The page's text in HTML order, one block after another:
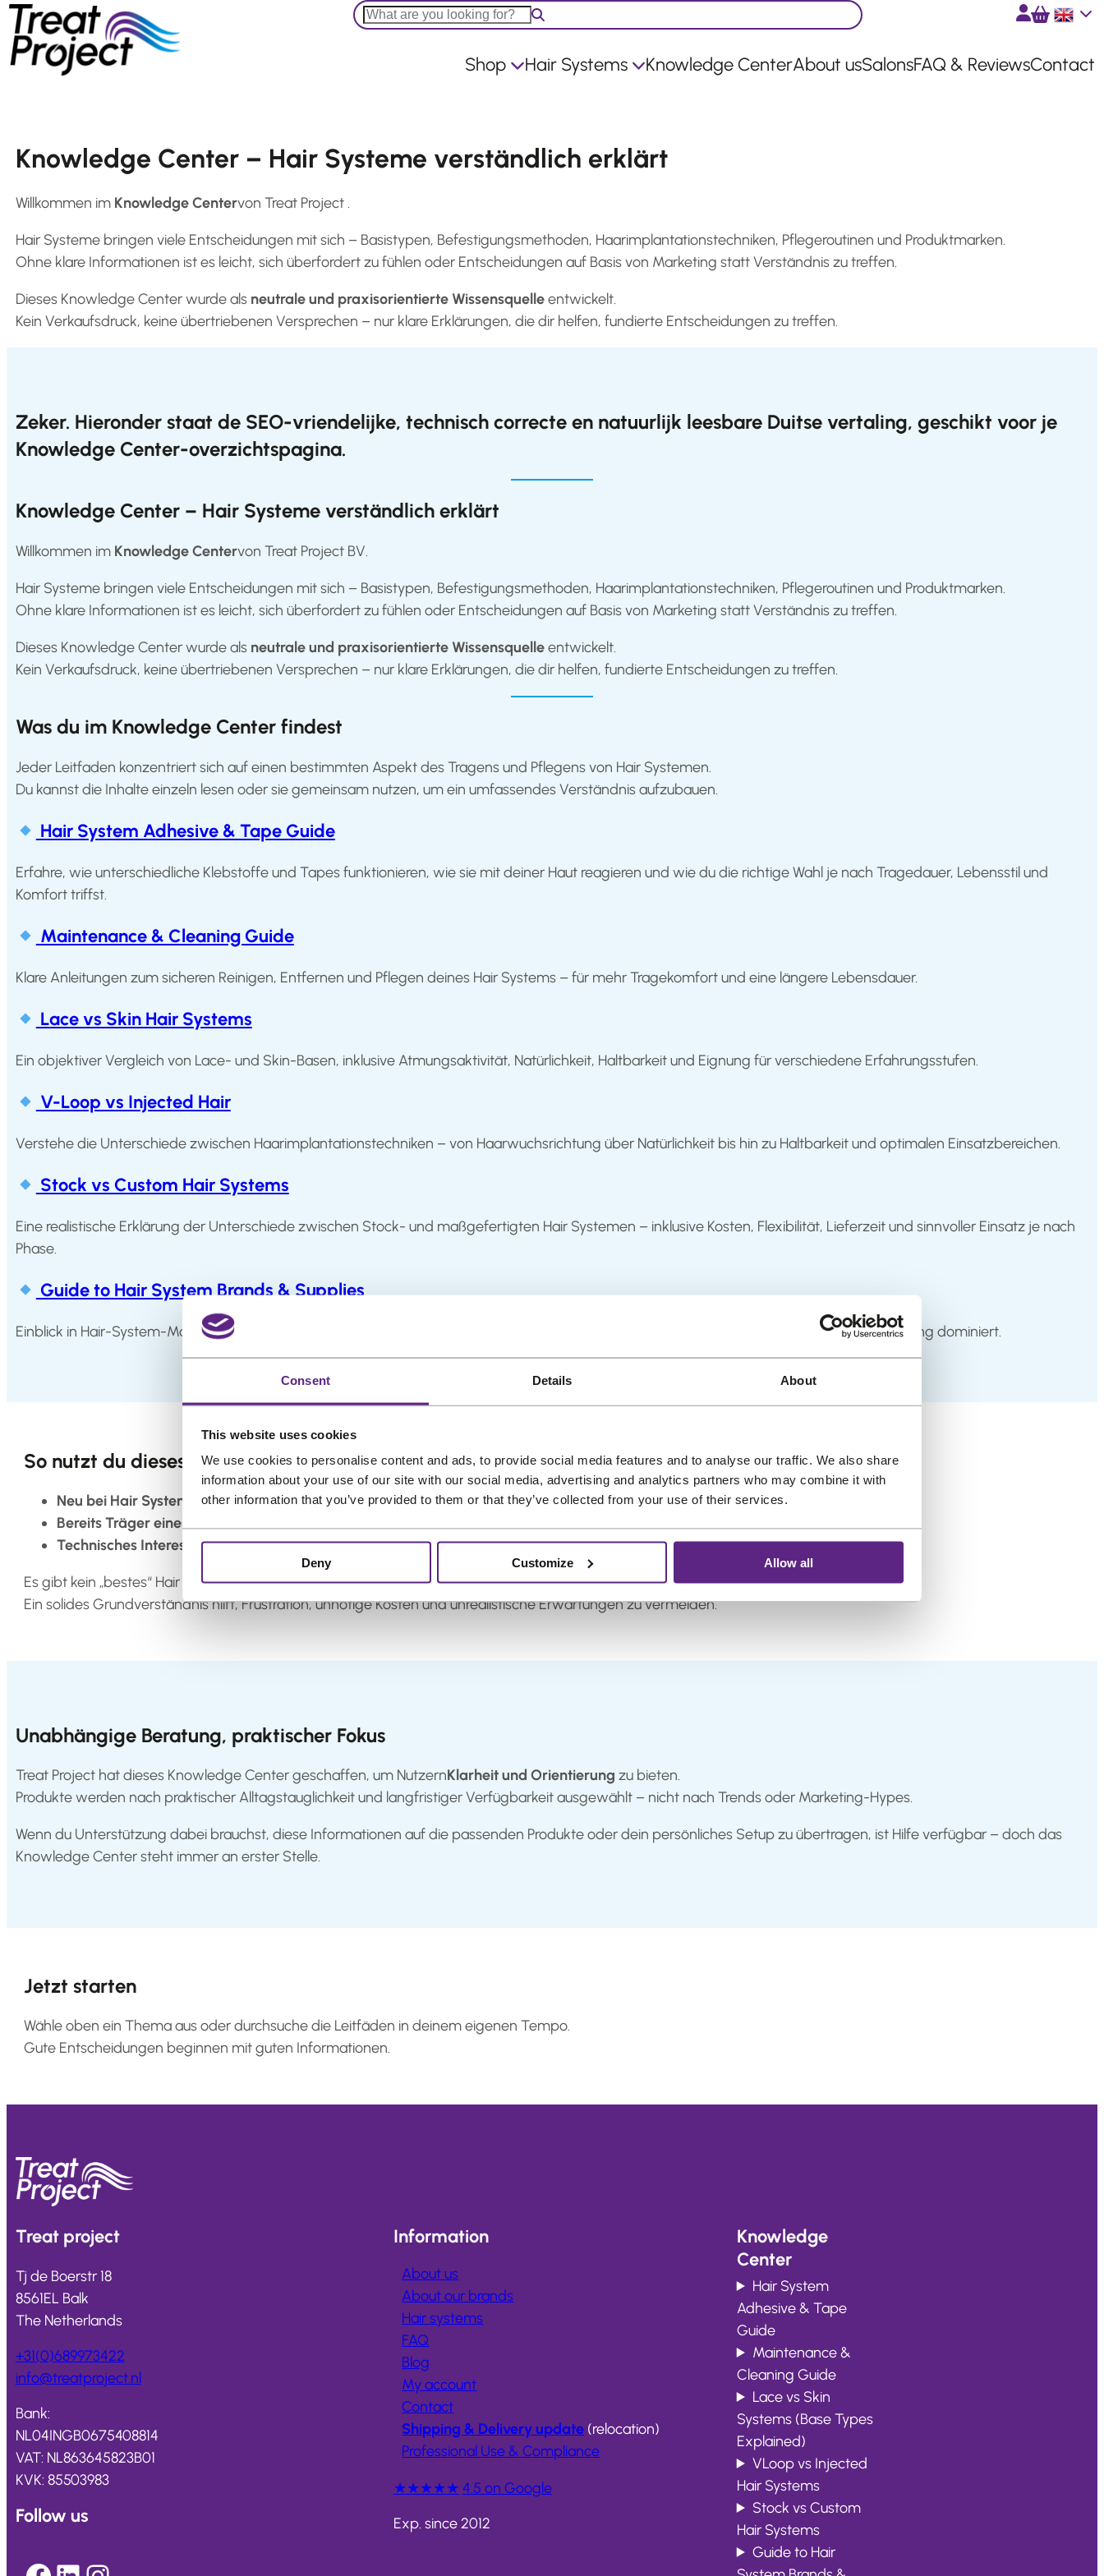
Consent Details About
This website uses cookies
We use cookies to personalise content and ads, to provide social media features and to analyse our traffic. We also share
information about your use of our site with our social media, advertising and analytics partners who may combine it with
other information that you’ve provided to them or that they’ve collected from your use of their services.
Deny Customize Allow all
Skip
to
content
English
Shop Hair Systems Knowledge CenterAbout usSalonsFAQ & ReviewsContact
Knowledge Center – Hair Systeme verständlich erklärt
Willkommen im Knowledge Centervon Treat Project.
Hair Systeme bringen viele Entscheidungen mit sich – Basistypen, Befestigungsmethoden, Haarimplantationstechniken, Pflegeroutinen und Produktmarken.
Ohne klare Informationen ist es leicht, sich überfordert zu fühlen oder Entscheidungen auf Basis von Marketing statt Verständnis zu treffen.
Dieses Knowledge Center wurde als neutrale und praxisorientierte Wissensquelleentwickelt.
Kein Verkaufsdruck, keine übertriebenen Versprechen – nur klare Erklärungen, die dir helfen, fundierte Entscheidungen zu treffen.
Zeker. Hieronder staat de SEO-vriendelijke, technisch correcte en natuurlijk leesbare Duitse vertaling, geschikt voor je
Knowledge Center-overzichtspagina.
Knowledge Center – Hair Systeme verständlich erklärt
Willkommen im Knowledge Centervon Treat ProjectBV.
Hair Systeme bringen viele Entscheidungen mit sich – Basistypen, Befestigungsmethoden, Haarimplantationstechniken, Pflegeroutinen und Produktmarken.
Ohne klare Informationen ist es leicht, sich überfordert zu fühlen oder Entscheidungen auf Basis von Marketing statt Verständnis zu treffen.
Dieses Knowledge Center wurde als neutrale und praxisorientierte Wissensquelleentwickelt.
Kein Verkaufsdruck, keine übertriebenen Versprechen – nur klare Erklärungen, die dir helfen, fundierte Entscheidungen zu treffen.
Was du im Knowledge Center findest
Jeder Leitfaden konzentriert sich auf einen bestimmten Aspekt des Tragens und Pflegens von Hair Systemen.
Du kannst die Inhalte einzeln lesen oder sie gemeinsam nutzen, um ein umfassendes Verständnis aufzubauen.
Hair System Adhesive & Tape Guide
Erfahre, wie unterschiedliche Klebstoffe und Tapes funktionieren, wie sie mit deiner Haut reagieren und wie du die richtige Wahl je nach Tragedauer, Lebensstil und
Komfort triffst.
Maintenance & Cleaning Guide
Klare Anleitungen zum sicheren Reinigen, Entfernen und Pflegen deines Hair Systems – für mehr Tragekomfort und eine längere Lebensdauer.
Lace vs Skin Hair Systems
Ein objektiver Vergleich von Lace- und Skin-Basen, inklusive Atmungsaktivität, Natürlichkeit, Haltbarkeit und Eignung für verschiedene Erfahrungsstufen.
V-Loop vs Injected Hair
Verstehe die Unterschiede zwischen Haarimplantationstechniken – von Haarwuchsrichtung über Natürlichkeit bis hin zu Haltbarkeit und optimalen Einsatzbereichen.
Stock vs Custom Hair Systems
Eine realistische Erklärung der Unterschiede zwischen Stock- und maßgefertigten Hair Systemen – inklusive Kosten, Flexibilität, Lieferzeit und sinnvoller Einsatz je nach
Phase.
Guide to Hair System Brands & Supplies
Einblick in Hair-System-Marken, Klebstoffe, Tapes, Remover und Pflegeprodukte – wo echte Qualitätsunterschiede bestehen und wo Marketing dominiert.
So nutzt du dieses Knowledge Center
Neu bei Hair Systemen?Beginne mit Stock vs CustomundLace vs Skin.
Bereits Träger eines Systems?Konzentriere dich aufAdhesives & TapesowieMaintenance & Cleaning.
Technisches Interesse?LiesV-Loop vs Injected HairundBrands & Supplies.
Es gibt kein „bestes“ Hair System – nur die beste Wahl für deine persönliche Situation.
Ein solides Grundverständnis hilft, Frustration, unnötige Kosten und unrealistische Erwartungen zu vermeiden.
Unabhängige Beratung, praktischer Fokus
Treat Projecthat dieses Knowledge Center geschaffen, um NutzernKlarheit und Orientierung zu bieten.
Produkte werden nach praktischer Alltagstauglichkeit und langfristiger Verfügbarkeit ausgewählt – nicht nach Trends oder Marketing-Hypes.
Wenn du Unterstützung dabei brauchst, diese Informationen auf die passenden Produkte oder dein persönliches Setup zu übertragen, ist Hilfe verfügbar – doch das
Knowledge Center steht immer an erster Stelle.
Jetzt starten
Wähle oben ein Thema aus oder durchsuche die Leitfäden in deinem eigenen Tempo.
Gute Entscheidungen beginnen mit guten Informationen.
Treat project
Tj de Boerstr 18
8561EL Balk
The Netherlands
+31(0)689973422
info@treatproject.nl
Bank:
NL04INGB0675408814
VAT: NL863645823B01
KVK: 85503983
Follow us
Information
About us
About our brands
Hair systems
FAQ
Blog
My account
Contact
Shipping & Delivery update (relocation)
Professional Use & Compliance
★★★★★ 4.5 on Google
Exp. since 2012
Knowledge
Center
Hair System
Adhesive & Tape
Guide
Maintenance &
Cleaning Guide
Lace vs Skin
Systems (Base Types
Explained)
VLoop vs Injected
Hair Systems
Stock vs Custom
Hair Systems
Guide to Hair
products
for
Extensions
for
Hair
Systems
Hair
Systems
Hair
Systems
Hair
System
Repair
Costs
of
Hair
system
How
to
Install
Hair
System
Color
Charts
Hair
systems
Center
About
Salons
Reviews
Contact
English